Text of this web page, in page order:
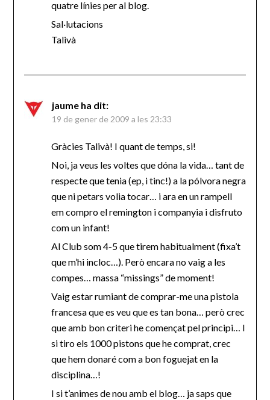
quatre línies per al blog.
Sal·lutacions
Talivà
jaume ha dit:
19 de gener de 2009 a les 23:33
Gràcies Talivà! I quant de temps, si!
Noi, ja veus les voltes que dóna la vida… tant de
respecte que tenia (ep, i tinc!) a la pólvora negra
que ni petars volia tocar… i ara en un rampell
em compro el remington i companyia i disfruto
com un infant!
Al Club som 4-5 que tirem habitualment (fixa’t
que m’hi incloc…). Però encara no vaig a les
compes… massa “missings” de moment!
Vaig estar rumiant de comprar-me una pistola
francesa que es veu que es tan bona… però crec
que amb bon criteri he començat pel principi… I
si tiro els 1000 pistons que he comprat, crec
que hem donaré com a bon foguejat en la
disciplina…!
I si t’animes de nou amb el blog… ja saps que